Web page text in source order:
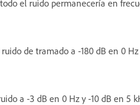
el ruido permanecería en
de tramado a -180 dB en 0 Hz
a -3 dB en 0 Hz y -10 dB en 5